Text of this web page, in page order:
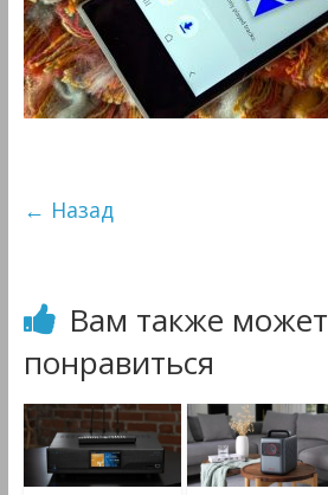
&
Мультимедиа
← Назад
Вам также может
понравиться